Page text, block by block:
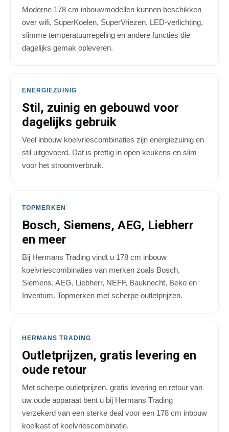
Moderne 178 cm inbouwmodellen kunnen beschikken
over wifi, SuperKoelen, SuperVriezen, LED-verlichting,
slimme temperatuurregeling en andere functies die
dagelijks gemak opleveren.
ENERGIEZUINIG
Stil, zuinig en gebouwd voor
dagelijks gebruik
Veel inbouw koelvriescombinaties zijn energiezuinig en
stil uitgevoerd. Dat is prettig in open keukens en slim
voor het stroomverbruik.
TOPMERKEN
Bosch, Siemens, AEG, Liebherr
en meer
Bij Hermans Trading vindt u 178 cm inbouw
koelvriescombinaties van merken zoals Bosch,
Siemens, AEG, Liebherr, NEFF, Bauknecht, Beko en
Inventum. Topmerken met scherpe outletprijzen.
HERMANS TRADING
Outletprijzen, gratis levering en
oude retour
Met scherpe outletprijzen, gratis levering en retour van
uw oude apparaat bent u bij Hermans Trading
verzekerd van een sterke deal voor een 178 cm inbouw
koelkast of koelvriescombinatie.